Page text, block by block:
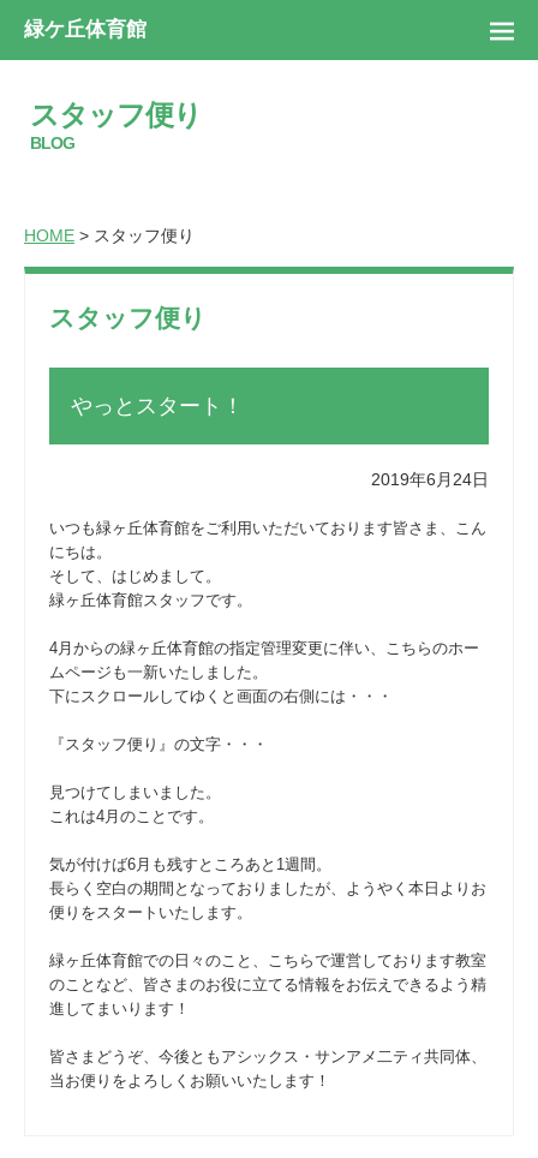
緑ケ丘体育館
スタッフ便り
BLOG
HOME > スタッフ便り
スタッフ便り
やっとスタート！
2019年6月24日
いつも緑ヶ丘体育館をご利用いただいております皆さま、こん
にちは。
そして、はじめまして。
緑ヶ丘体育館スタッフです。
4月からの緑ヶ丘体育館の指定管理変更に伴い、こちらのホー
ムページも一新いたしました。
下にスクロールしてゆくと画面の右側には・・・
『スタッフ便り』の文字・・・
見つけてしまいました。
これは4月のことです。
気が付けば6月も残すところあと1週間。
長らく空白の期間となっておりましたが、ようやく本日よりお
便りをスタートいたします。
緑ヶ丘体育館での日々のこと、こちらで運営しております教室
のことなど、皆さまのお役に立てる情報をお伝えできるよう精
進してまいります！
皆さまどうぞ、今後ともアシックス・サンアメ二ティ共同体、
当お便りをよろしくお願いいたします！